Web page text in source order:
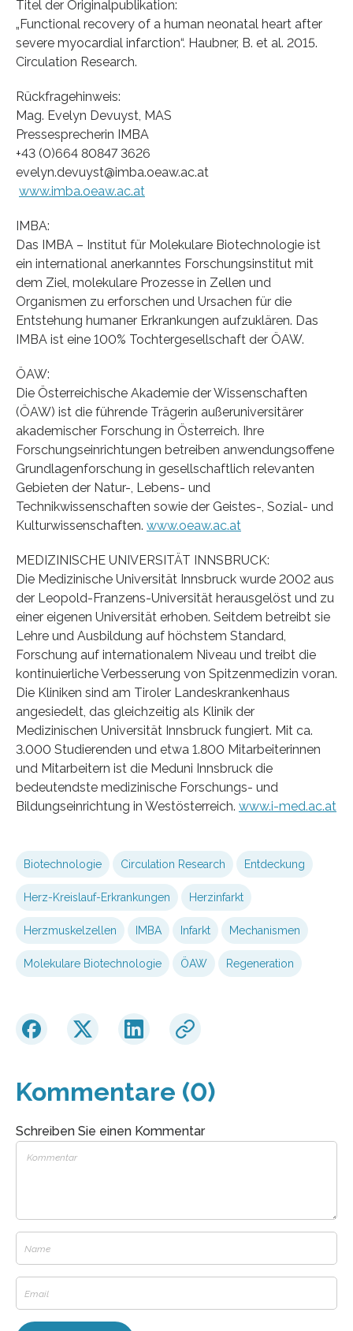
Titel der Originalpublikation:
„Functional recovery of a human neonatal heart after
severe myocardial infarction“. Haubner, B. et al. 2015.
Circulation Research.
Rückfragehinweis:
Mag. Evelyn Devuyst, MAS
Pressesprecherin IMBA
+43 (0)664 80847 3626
evelyn.devuyst@imba.oeaw.ac.at
www.imba.oeaw.ac.at
IMBA:
Das IMBA – Institut für Molekulare Biotechnologie ist
ein international anerkanntes Forschungsinstitut mit
dem Ziel, molekulare Prozesse in Zellen und
Organismen zu erforschen und Ursachen für die
Entstehung humaner Erkrankungen aufzuklären. Das
IMBA ist eine 100% Tochtergesellschaft der ÖAW.
ÖAW:
Die Österreichische Akademie der Wissenschaften
(ÖAW) ist die führende Trägerin außeruniversitärer
akademischer Forschung in Österreich. Ihre
Forschungseinrichtungen betreiben anwendungsoffene
Grundlagenforschung in gesellschaftlich relevanten
Gebieten der Natur-, Lebens- und
Technikwissenschaften sowie der Geistes-, Sozial- und
Kulturwissenschaften. www.oeaw.ac.at
MEDIZINISCHE UNIVERSITÄT INNSBRUCK:
Die Medizinische Universität Innsbruck wurde 2002 aus
der Leopold-Franzens-Universität herausgelöst und zu
einer eigenen Universität erhoben. Seitdem betreibt sie
Lehre und Ausbildung auf höchstem Standard,
Forschung auf internationalem Niveau und treibt die
kontinuierliche Verbesserung von Spitzenmedizin voran.
Die Kliniken sind am Tiroler Landeskrankenhaus
angesiedelt, das gleichzeitig als Klinik der
Medizinischen Universität Innsbruck fungiert. Mit ca.
3.000 Studierenden und etwa 1.800 Mitarbeiterinnen
und Mitarbeitern ist die Meduni Innsbruck die
bedeutendste medizinische Forschungs- und
Bildungseinrichtung in Westösterreich. www.i-med.ac.at
Biotechnologie Circulation Research Entdeckung
Herz-Kreislauf-Erkrankungen Herzinfarkt
Herzmuskelzellen IMBA Infarkt Mechanismen
Molekulare Biotechnologie ÖAW Regeneration
Kommentare (0)
Schreiben Sie einen Kommentar